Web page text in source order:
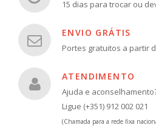
15 dias para trocar ou
ENVIO GRÁTIS
Portes gratuitos a partir
ATENDIMENTO
Ajuda e
Ligue (+351) 912 002 021
(Chamada para a rede fixa